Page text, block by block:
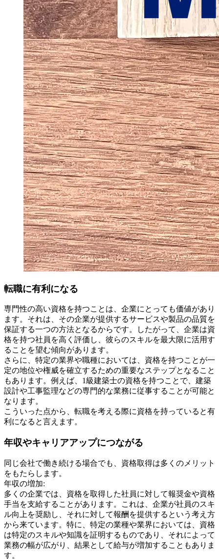
転職に有利になる
専門性の高い資格を持つことは、企業にとっても価値があり
ます。それは、その企業が提供するサービスや製品の品質を
保証する一つの方法となるからです。したがって、企業は資
格を持つ社員を高く評価し、彼らのスキルを最大限に活用す
ることを望む傾向があります。
さらに、特定の業界や職種においては、資格を持つことが一
定の地位や権威を確立するための重要なステップとなること
もあります。例えば、1級建築士の資格を持つことで、建築
設計や工事監理などの専門的な業務に従事することが可能と
なります。
こういった点から、転職を考える際に資格を持っていると有
利になると言えます。
年収やキャリアアップにつながる
同じ会社で働き続ける場合でも、資格取得は多くのメリット
をもたらします。
年収の増加:
多くの企業では、資格を取得した社員に対して報奨金や資格
手当を支給することがあります。これは、企業が社員のスキ
ル向上を奨励し、それに対して報酬を提供するという考え方
から来ています。特に、特定の業種や業界においては、資格
は特定のスキルや知識を証明するものであり、それによって
業務の幅が広がり、結果として給与が増加することもありま
す。